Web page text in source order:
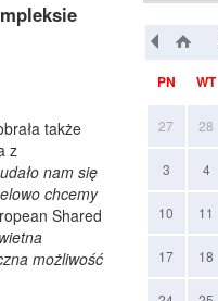
także
z
nam się
chcemy
Shared
możliwość
PN WT
27 28
3 4
10 11
17 18